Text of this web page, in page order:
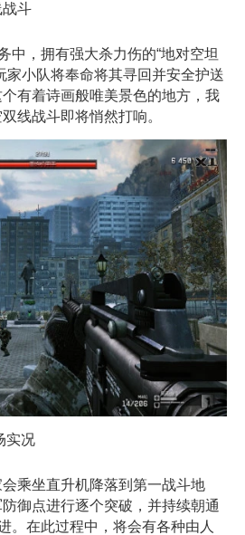
斗
，拥有强大杀力伤的“地对空坦
家小队将奉命将其寻回并安全护送
有着诗画般唯美景色的地方，我
线战斗即将悄然打响。
况
坐直升机降落到第一战斗地
御点进行逐个突破，并持续朝通
。在此过程中，将会有各种由人